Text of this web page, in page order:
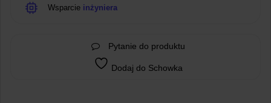
Wsparcie inżyniera
Pytanie do produktu
Dodaj do Schowka